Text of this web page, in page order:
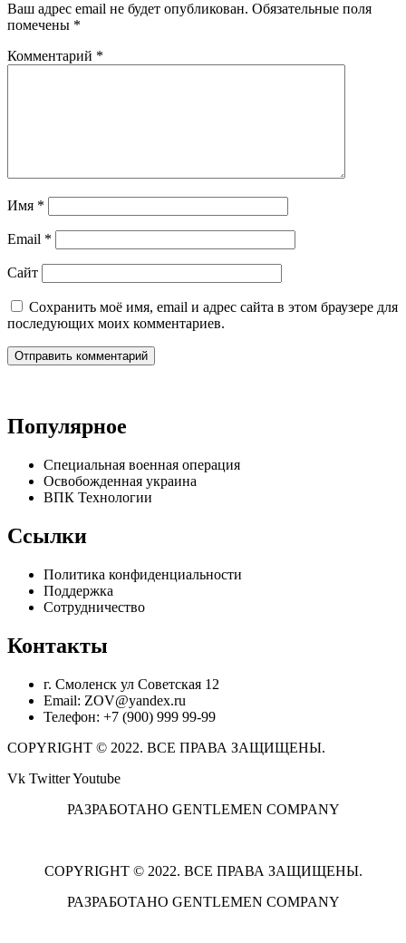
Ваш адрес email не будет опубликован. Обязательные поля
помечены *
Комментарий *
Имя *
Email *
Сайт
Сохранить моё имя, email и адрес сайта в этом браузере для
последующих моих комментариев.
Популярное
Специальная военная операция
Освобожденная украина
ВПК Технологии
Ссылки
Политика конфиденциальности
Поддержка
Сотрудничество
Контакты
г. Смоленск ул Советская 12
Email: ZOV@yandex.ru
Телефон: +7 (900) 999 99-99
COPYRIGHT © 2022. ВСЕ ПРАВА ЗАЩИЩЕНЫ.
Vk TwitterYoutube
РАЗРАБОТАНО GENTLEMEN COMPANY
COPYRIGHT © 2022. ВСЕ ПРАВА ЗАЩИЩЕНЫ.
РАЗРАБОТАНО GENTLEMEN COMPANY